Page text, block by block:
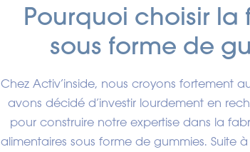
Pourquoi choisir
sous forme de
Chez Activ’inside, nous croyons fortement
avons décidé d’investir lourdement en
pour construire notre expertise dans la
alimentaires sous forme de gummies. Suite